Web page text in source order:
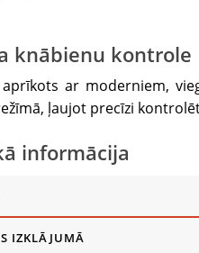
knābienu kontrole
ar moderniem,
ļaujot precīzi
informācija
IZKLĀJUMĀ